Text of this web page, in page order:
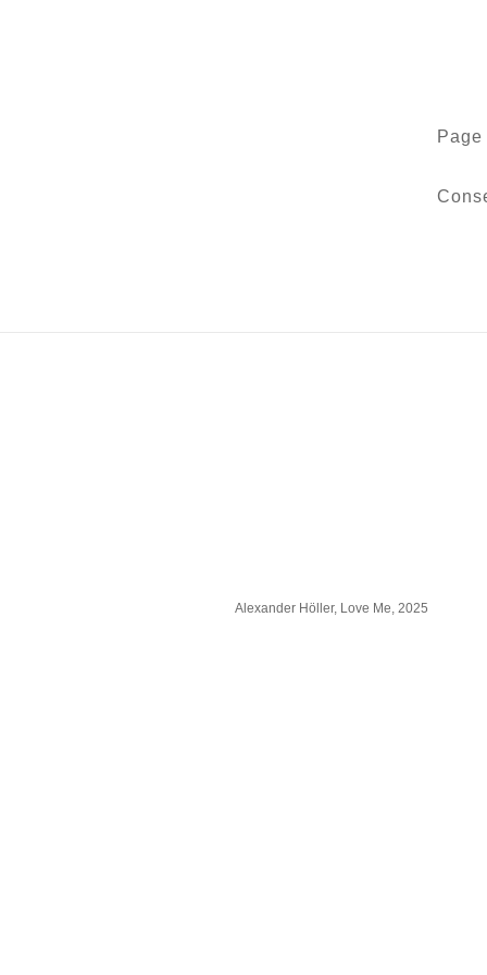
Alexander Höller, Love Me, 2025